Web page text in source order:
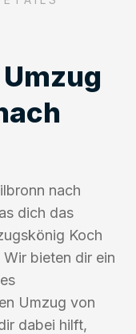
nach
dich das
Koch
bieten dir ein
Umzug von
dabei hilft,